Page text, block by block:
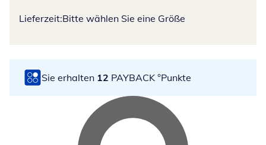
Lieferzeit:Bitte wählen Sie eine Größe
Sie erhalten 12 PAYBACK °Punkte